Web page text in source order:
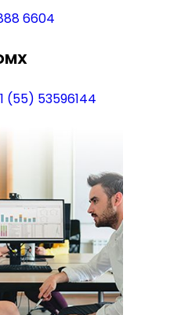
6604
(55) 53596144